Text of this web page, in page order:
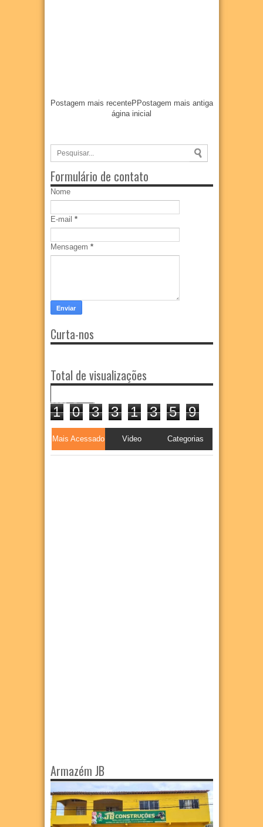
Postagem mais recente Postagem mais antiga
P
ágina inicial
Formulário de contato
Nome
E-mail *
Mensagem *
Curta-nos
Total de visualizações
1 0 3 3 1 3 5 9
Mais Acessado Video Categorias
Armazém JB